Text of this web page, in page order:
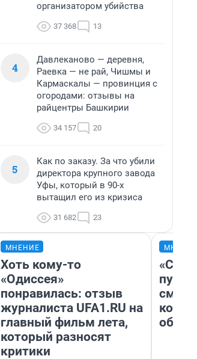
организатором убийства
37 368 13
4
Давлеканово — деревня,
Раевка — не рай, Чишмы и
Кармаскалы — провинция с
огородами: отзывы на
райцентры Башкирии
34 157 20
5
Как по заказу. За что убили
директора крупного завода
Уфы, который в 90-х
вытащил его из кризиса
31 682 23
МНЕНИЕ
Хоть кому-то
«Одиссея»
понравилась: отзыв
журналиста UFA1.RU на
главный фильм лета,
который разносят
критики